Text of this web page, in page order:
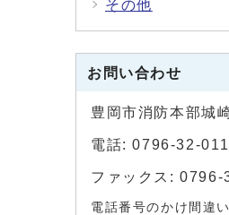
その他
お問い合わせ
豊岡市消防本部城
電話: 0796-32-
ファックス: 0796-
電話番号のかけ間違